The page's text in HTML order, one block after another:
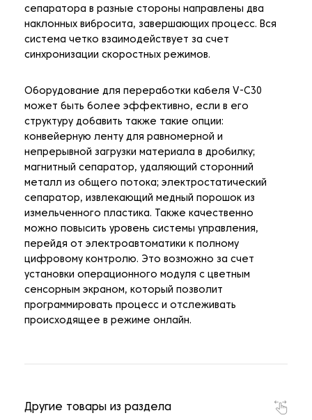
сепаратора в разные стороны направлены два
наклонных вибросита, завершающих процесс. Вся
система четко взаимодействует за счет
синхронизации скоростных режимов.
Оборудование для переработки кабеля V-C30
может быть более эффективно, если в его
структуру добавить также такие опции:
конвейерную ленту для равномерной и
непрерывной загрузки материала в дробилку;
магнитный сепаратор, удаляющий сторонний
металл из общего потока; электростатический
сепаратор, извлекающий медный порошок из
измельченного пластика. Также качественно
можно повысить уровень системы управления,
перейдя от электроавтоматики к полному
цифровому контролю. Это возможно за счет
установки операционного модуля с цветным
сенсорным экраном, который позволит
программировать процесс и отслеживать
происходящее в режиме онлайн.
Другие товары из раздела